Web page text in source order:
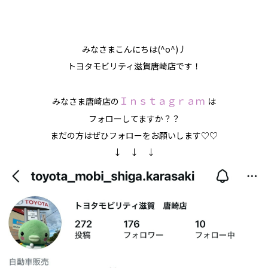
みなさまこんにちは(^o^)丿
トヨタモビリティ滋賀唐崎店です！
みなさま唐崎店の Ｉｎｓｔａｇｒａｍ は
フォローしてますか？？
まだの方はぜひフォローをお願いします♡♡
↓ ↓ ↓